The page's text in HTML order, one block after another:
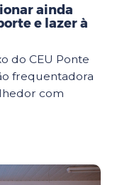
ainda
e lazer à
do CEU Ponte
frequentadora
com